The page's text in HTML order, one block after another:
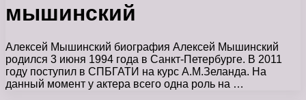
мышинский
Алексей Мышинский биография Алексей Мышинский
родился 3 июня 1994 года в Санкт-Петербурге. В 2011
году поступил в СПБГАТИ на курс А.М.Зеланда. На
данный момент у актера всего одна роль на …